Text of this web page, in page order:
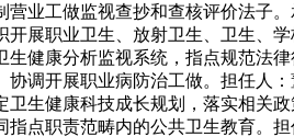
业工做监视查抄和查核评价法子
展职业卫生、放射卫生、卫生、
健康分析监视系统，指点规范法
调开展职业病防治工做。担任人
生健康科技成长规划，落实相关
点职责范畴内的公共卫生教育。